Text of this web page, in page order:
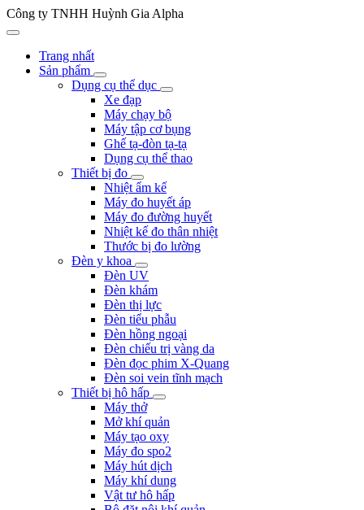
Công ty TNHH Huỳnh Gia Alpha
Trang nhất
Sản phẩm
Dụng cụ thể dục
Xe đạp
Máy chạy bộ
Máy tập cơ bụng
Ghế tạ-đòn tạ-tạ
Dụng cụ thể thao
Thiết bị đo
Nhiệt ẩm kế
Máy đo huyết áp
Máy đo đường huyết
Nhiệt kế đo thân nhiệt
Thước bị đo lường
Đèn y khoa
Đèn UV
Đèn khám
Đèn thị lực
Đèn tiểu phẫu
Đèn hồng ngoại
Đèn chiếu trị vàng da
Đèn đọc phim X-Quang
Đèn soi vein tĩnh mạch
Thiết bị hô hấp
Máy thở
Mở khí quản
Máy tạo oxy
Máy đo spo2
Máy hút dịch
Máy khí dung
Vật tư hô hấp